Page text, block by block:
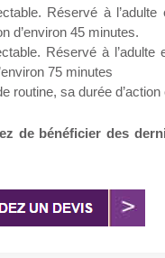
Réservé à
d’environ 45 minutes.
Réservé à
75 minutes
sa durée d’action
de bénéficier des